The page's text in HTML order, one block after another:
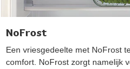
NoFrost
Een vriesgedeelte met NoFrost
comfort. NoFrost zorgt namelijk